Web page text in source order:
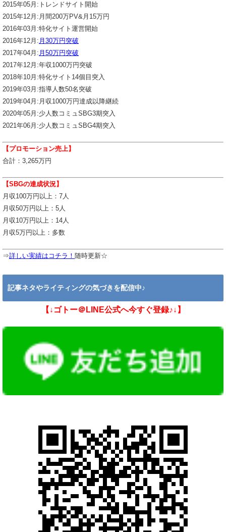
2015年05月:トレンドサイト開始
2015年12月:月間200万PV&月15万円
2016年03月:特化サイト運営開始
2016年12月: 月30万円突破
2017年04月: 月50万円突破
2017年12月:年収1000万円突破
2018年10月:特化サイト14個目突入
2019年03月:指導人数50名突破
2019年04月:月収1000万円達成以降継続
2020年05月:少人数コミュSBG3期突入
2021年06月:少人数コミュSBG4期突入
【プロモーション売上】
合計：3,265万円
【SBGの達成状況】
月収100万円以上：7人
月収50万円以上：5人
月収10万円以上：14人
月収5万円以上：多数
⇒詳しい実績はコチラ！ 随時更新☆
記事ネタやライティングの気づきを配信中♪
【↓ゴトー＠LINE公式へ今すぐ登録♪↓】